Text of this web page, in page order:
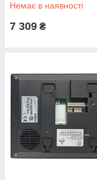
Немає в наявності
7 309 ₴